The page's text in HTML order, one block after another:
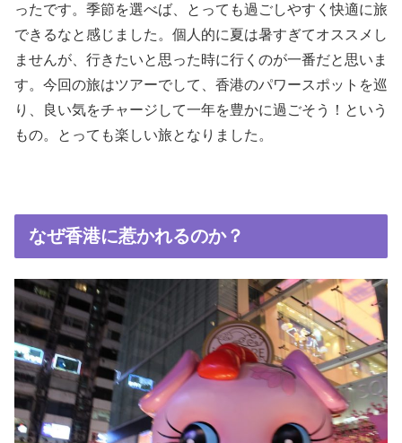
ったです。季節を選べば、とっても過ごしやすく快適に旅
できるなと感じました。個人的に夏は暑すぎてオススメし
ませんが、行きたいと思った時に行くのが一番だと思いま
す。今回の旅はツアーでして、香港のパワースポットを巡
り、良い気をチャージして一年を豊かに過ごそう！という
もの。とっても楽しい旅となりました。
なぜ香港に惹かれるのか？